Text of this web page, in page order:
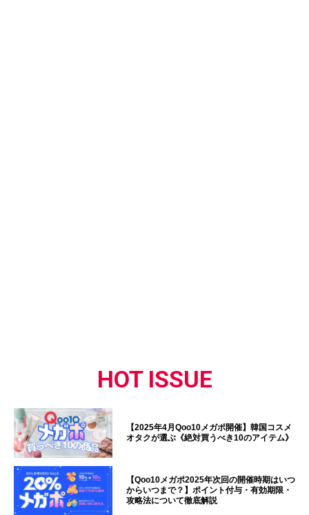
HOT ISSUE
【2025年4月Qoo10メガポ開催】韓国コスメ
オタクが選ぶ《絶対買うべき10のアイテム》
【Qoo10メガポ2025年次回の開催時期はいつ
からいつまで？】ポイント付与・有効期限・
攻略法について徹底解説